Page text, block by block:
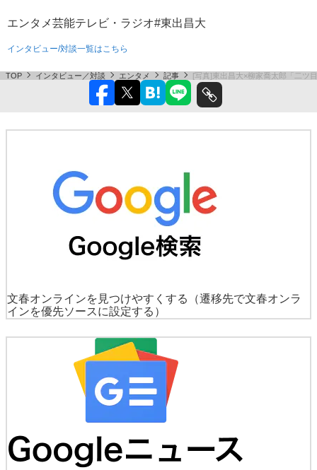
エンタメ芸能テレビ・ラジオ#東出昌大
インタビュー/対談一覧はこちら
TOP インタビュー／対談 エンタメ 記事 [写真]東出昌大×柳家喬太郎「二ツ
文春オンラインを見つけやすくする
（遷移先で文春オンラ
インを優先ソースに設定する）